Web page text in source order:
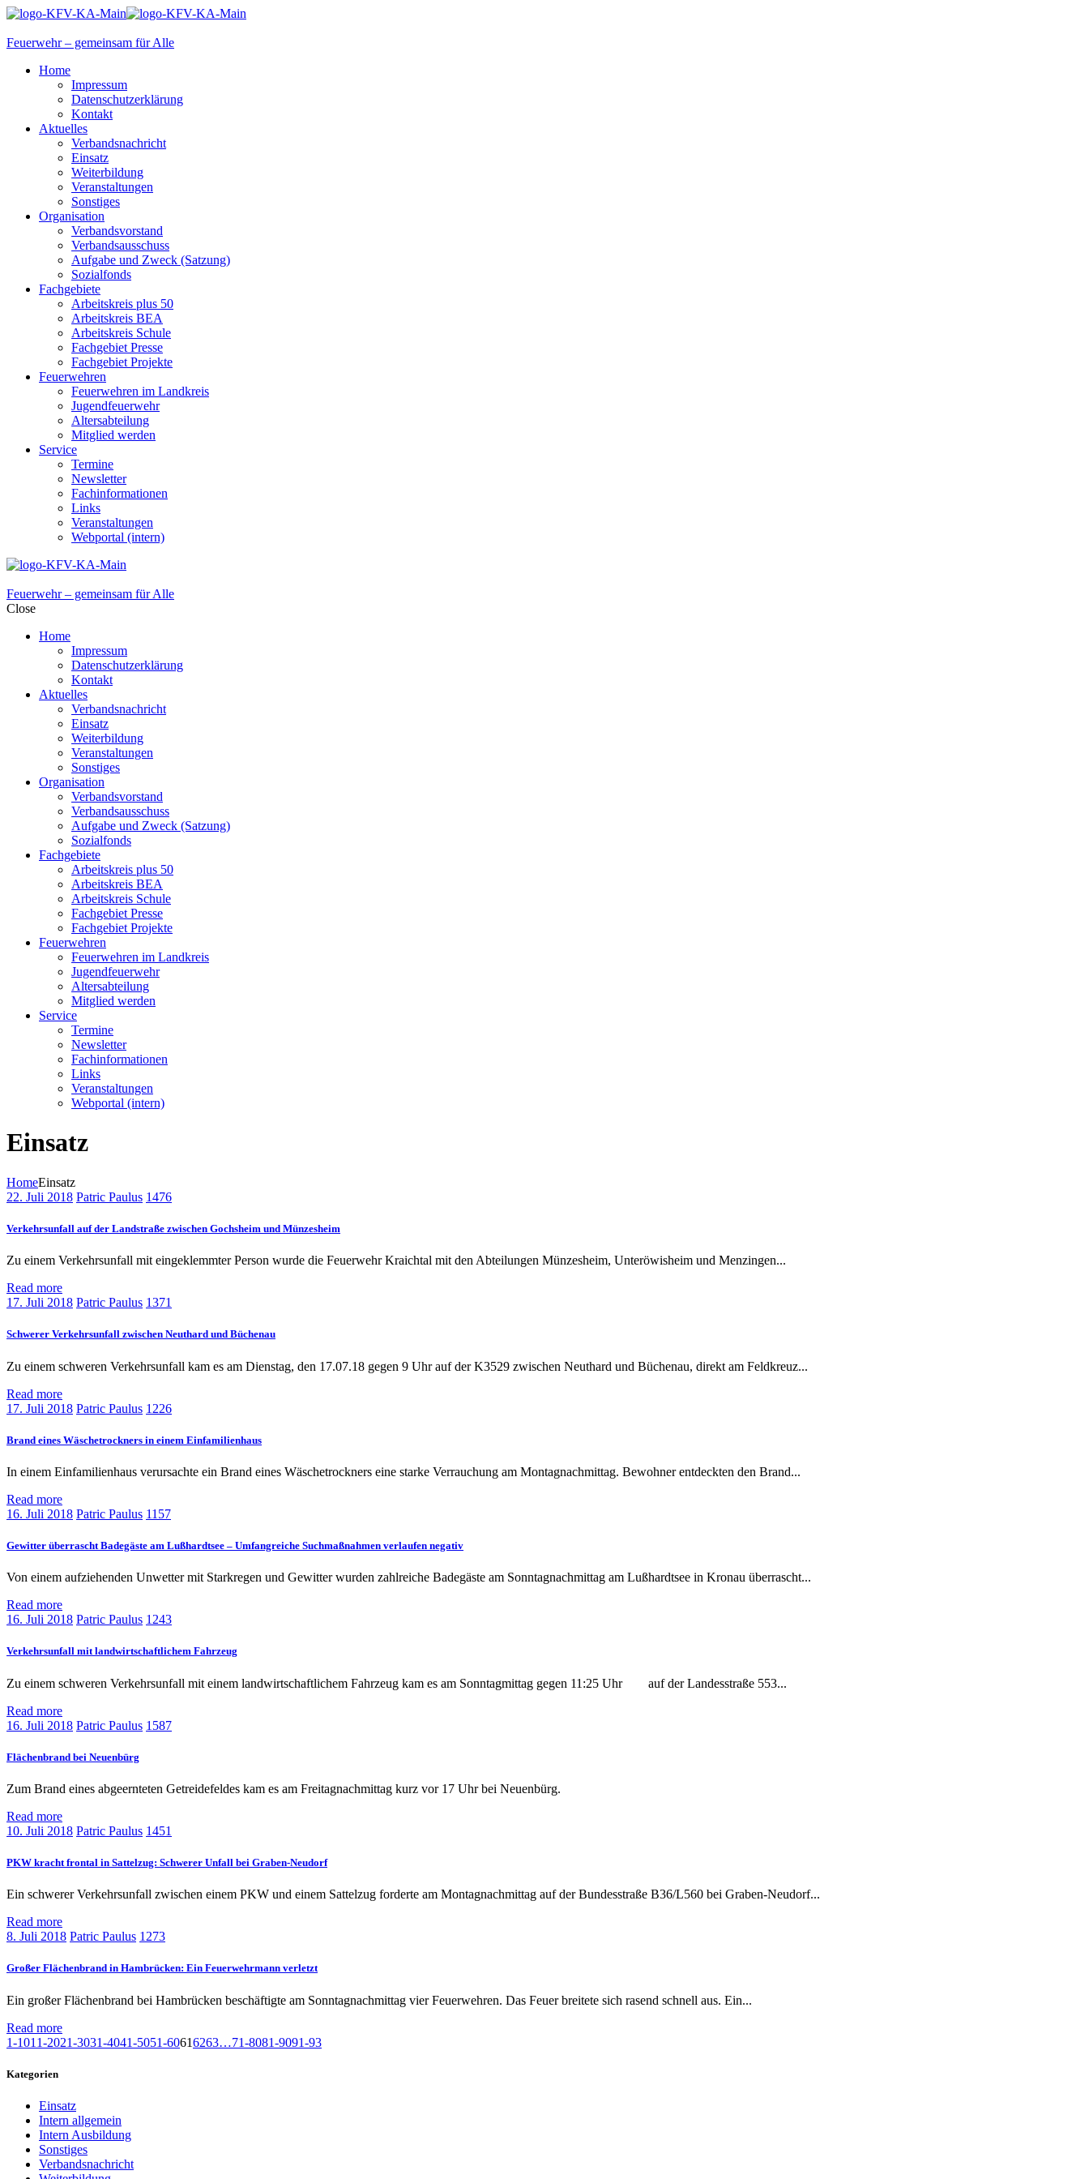
Feuerwehr – gemeinsam für Alle
Home
Impressum
Datenschutzerklärung
Kontakt
Aktuelles
Verbandsnachricht
Einsatz
Weiterbildung
Veranstaltungen
Sonstiges
Organisation
Verbandsvorstand
Verbandsausschuss
Aufgabe und Zweck (Satzung)
Sozialfonds
Fachgebiete
Arbeitskreis plus 50
Arbeitskreis BEA
Arbeitskreis Schule
Fachgebiet Presse
Fachgebiet Projekte
Feuerwehren
Feuerwehren im Landkreis
Jugendfeuerwehr
Altersabteilung
Mitglied werden
Service
Termine
Newsletter
Fachinformationen
Links
Veranstaltungen
Webportal (intern)
Feuerwehr – gemeinsam für Alle
Close
Home
Impressum
Datenschutzerklärung
Kontakt
Aktuelles
Verbandsnachricht
Einsatz
Weiterbildung
Veranstaltungen
Sonstiges
Organisation
Verbandsvorstand
Verbandsausschuss
Aufgabe und Zweck (Satzung)
Sozialfonds
Fachgebiete
Arbeitskreis plus 50
Arbeitskreis BEA
Arbeitskreis Schule
Fachgebiet Presse
Fachgebiet Projekte
Feuerwehren
Feuerwehren im Landkreis
Jugendfeuerwehr
Altersabteilung
Mitglied werden
Service
Termine
Newsletter
Fachinformationen
Links
Veranstaltungen
Webportal (intern)
Einsatz
HomeEinsatz
22. Juli 2018 Patric Paulus 1476
Verkehrsunfall auf der Landstraße zwischen Gochsheim und Münzesheim
Zu einem Verkehrsunfall mit eingeklemmter Person wurde die Feuerwehr Kraichtal mit den Abteilungen Münzesheim, Unteröwisheim und Menzingen...
Read more
17. Juli 2018 Patric Paulus 1371
Schwerer Verkehrsunfall zwischen Neuthard und Büchenau
Zu einem schweren Verkehrsunfall kam es am Dienstag, den 17.07.18 gegen 9 Uhr auf der K3529 zwischen Neuthard und Büchenau, direkt am Feldkreuz...
Read more
17. Juli 2018 Patric Paulus 1226
Brand eines Wäschetrockners in einem Einfamilienhaus
In einem Einfamilienhaus verursachte ein Brand eines Wäschetrockners eine starke Verrauchung am Montagnachmittag. Bewohner entdeckten den Brand...
Read more
16. Juli 2018 Patric Paulus 1157
Gewitter überrascht Badegäste am Lußhardtsee – Umfangreiche Suchmaßnahmen verlaufen negativ
Von einem aufziehenden Unwetter mit Starkregen und Gewitter wurden zahlreiche Badegäste am Sonntagnachmittag am Lußhardtsee in Kronau überrascht...
Read more
16. Juli 2018 Patric Paulus 1243
Verkehrsunfall mit landwirtschaftlichem Fahrzeug
Zu einem schweren Verkehrsunfall mit einem landwirtschaftlichem Fahrzeug kam es am Sonntagmittag gegen 11:25 Uhr auf der Landesstraße 553...
Read more
16. Juli 2018 Patric Paulus 1587
Flächenbrand bei Neuenbürg
Zum Brand eines abgeernteten Getreidefeldes kam es am Freitagnachmittag kurz vor 17 Uhr bei Neuenbürg.
Read more
10. Juli 2018 Patric Paulus 1451
PKW kracht frontal in Sattelzug: Schwerer Unfall bei Graben-Neudorf
Ein schwerer Verkehrsunfall zwischen einem PKW und einem Sattelzug forderte am Montagnachmittag auf der Bundesstraße B36/L560 bei Graben-Neudorf...
Read more
8. Juli 2018 Patric Paulus 1273
Großer Flächenbrand in Hambrücken: Ein Feuerwehrmann verletzt
Ein großer Flächenbrand bei Hambrücken beschäftigte am Sonntagnachmittag vier Feuerwehren. Das Feuer breitete sich rasend schnell aus. Ein...
Read more
1-1011-2021-3031-4041-5051-60616263…71-8081-9091-93
Kategorien
Einsatz
Intern allgemein
Intern Ausbildung
Sonstiges
Verbandsnachricht